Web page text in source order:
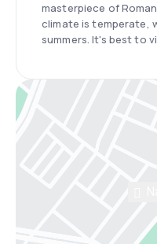
masterpiece of
climate is temperate,
summers. It's best to